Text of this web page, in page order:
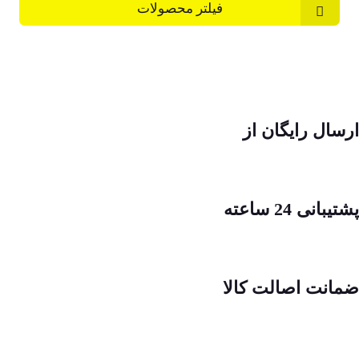
فیلتر محصولات
ارسال رایگان از
پشتیبانی 24 ساعته
ضمانت اصالت کالا